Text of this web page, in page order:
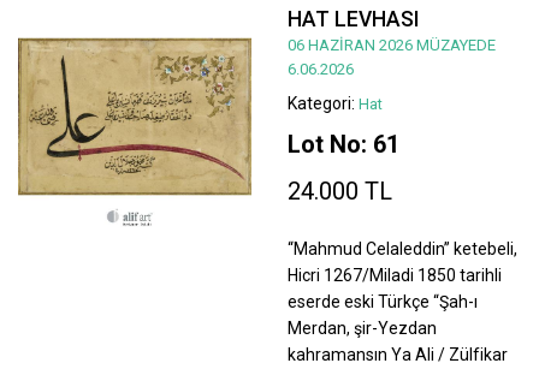
HAT LEVHASI
06 HAZİRAN 2026 MÜZAYEDE
6.06.2026
Kategori: Hat
Lot No: 61
24.000 TL
“Mahmud Celaleddin” ketebeli,
Hicri 1267/Miladi 1850 tarihli
eserde eski Türkçe “Şah-ı
Merdan, şir-Yezdan
kahramansın Ya Ali / Zülfikar